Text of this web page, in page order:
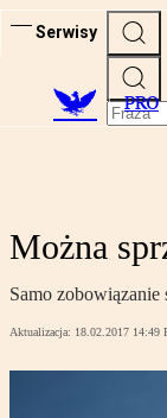
Serwisy
PRO
Można
Samo
Aktualizacja: 18.02.2017 14:49